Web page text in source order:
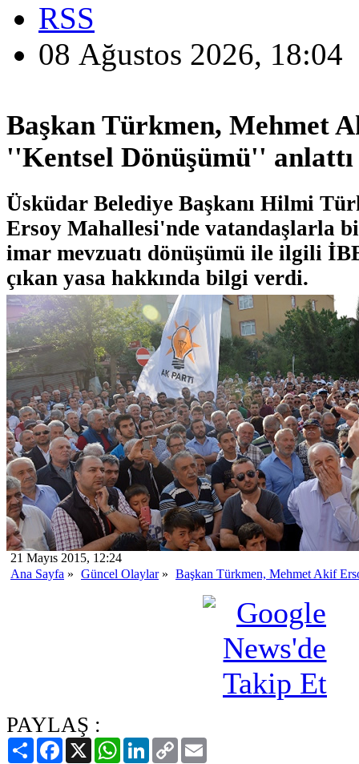
RSS
08 Ağustos 2026, 18:04
Başkan Türkmen, Mehmet
''Kentsel Dönüşümü'' anlattı
Üsküdar Belediye Başkanı Hilmi
Ersoy Mahallesi'nde vatandaşlarla
imar mevzuatı dönüşümü ile ilgili
çıkan yasa hakkında bilgi verdi.
21 Mayıs 2015, 12:24
Ana Sayfa » Güncel Olaylar» Başkan Türkmen, Mehmet Akif
PAYLAŞ :
PaylaşFacebook
X WhatsAppLinkedIn
Copy
Link